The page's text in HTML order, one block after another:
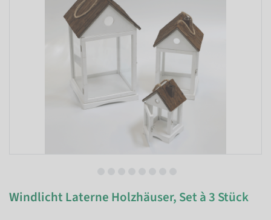
Windlicht Laterne Holzhäuser, Set à 3 Stück